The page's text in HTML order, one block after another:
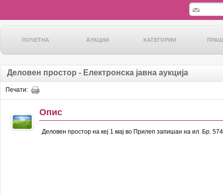
ПОЧЕТНА АУКЦИИ КАТЕГОРИИ
Деловен простор - Електронска јавна аукција
Печати:
Опис
Деловен простор на кеј 1 мај во Прилеп запишан на ил. Бр.